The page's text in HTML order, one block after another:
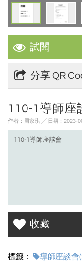
試閱
分享 QR
110-1導師座
作者：周家琪 ╱ 日期：2023-
110-1導師座談會
收藏
標籤：
導師座談會